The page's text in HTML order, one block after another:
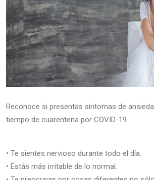
Reconoce si presentas síntomas de
tiempo de cuarentena por COVID-19
• Te sientes nervioso durante todo el día.
• Estás más irritable de lo normal.